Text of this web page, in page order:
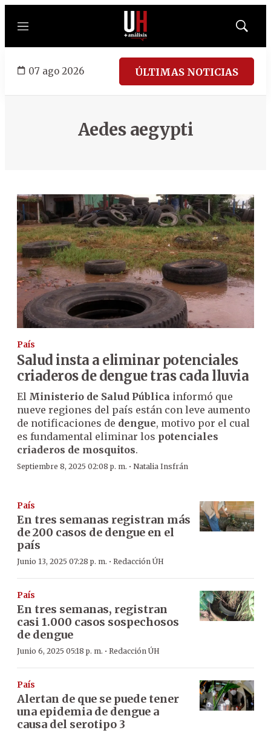
Menú
Mostrar
07 ago 2026 ÚLTIMAS NOTICIAS
Aedes aegypti
País
Salud insta a eliminar potenciales
criaderos de dengue tras cada lluvia
El Ministerio de Salud Pública informó que
nueve regiones del país están con leve aumento
de notificaciones de dengue, motivo por el cual
es fundamental eliminar los potenciales
criaderos de mosquitos.
Septiembre 8, 2025 02:08 p. m. · Natalia Insfrán
País
En tres semanas registran más
de 200 casos de dengue en el
país
Junio 13, 2025 07:28 p. m. · Redacción ÚH
País
En tres semanas, registran
casi 1.000 casos sospechosos
de dengue
Junio 6, 2025 05:18 p. m. · Redacción ÚH
País
Alertan de que se puede tener
una epidemia de dengue a
causa del serotipo 3